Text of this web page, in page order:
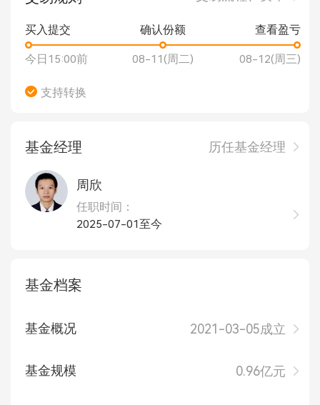
买入提交
今日15:00前
确认份额
08-11(周二)
查看盈亏
08-12(周三)
支持转换
基金经理 历任基金经理
周欣
任职时间：
2025-07-01至今
基金档案
基金概况 2021-03-05成立
基金规模 0.96亿元